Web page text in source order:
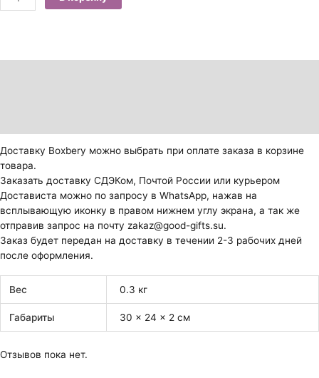
Доставку Boxbery можно выбрать при оплате заказа в корзине
товара.
Заказать доставку СДЭКом, Почтой России или курьером
Достависта можно по запросу в WhatsApp, нажав на
всплывающую иконку в правом нижнем углу экрана, а так же
отправив запрос на почту zakaz@good-gifts.su.
Заказ будет передан на доставку в течении 2-3 рабочих дней
после оформления.
Вес 0.3 кг
Габариты 30 × 24 × 2 см
Отзывов пока нет.